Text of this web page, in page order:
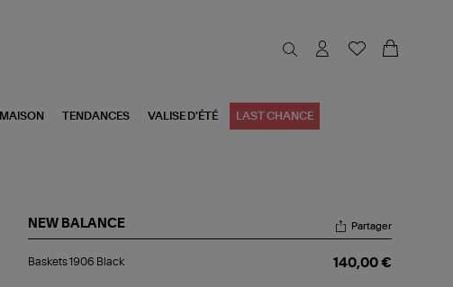
MAISON TENDANCES VALISE D'ÉTÉ LAST CHANCE
NEW BALANCE
1906
Partager
Baskets 1906 Black 140,00 €